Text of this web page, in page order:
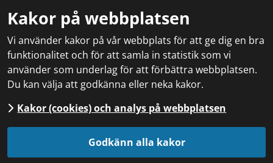
Kakor på webbplatsen
Vi använder kakor på vår webbplats för att ge dig en bra
funktionalitet och för att samla in statistik som vi
använder som underlag för att förbättra webbplatsen.
Du kan välja att godkänna eller neka kakor.
Kakor (cookies) och analys på webbplatsen
Godkänn alla kakor